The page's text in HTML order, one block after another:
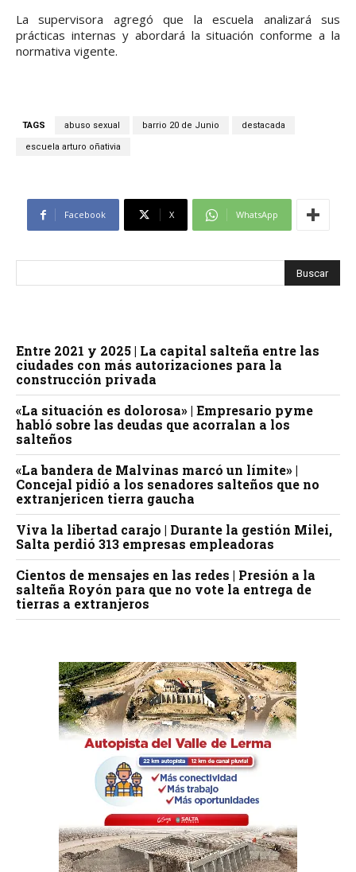
La supervisora agregó que la escuela analizará sus
prácticas internas y abordará la situación conforme a la
normativa vigente.
TAGS abuso sexual barrio 20 de Junio destacada
escuela arturo oñativia
Facebook X WhatsApp
Entre 2021 y 2025 | La capital salteña entre las
ciudades con más autorizaciones para la
construcción privada
«La situación es dolorosa» | Empresario pyme
habló sobre las deudas que acorralan a los
salteños
«La bandera de Malvinas marcó un límite» |
Concejal pidió a los senadores salteños que no
extranjericen tierra gaucha
Viva la libertad carajo | Durante la gestión Milei,
Salta perdió 313 empresas empleadoras
Cientos de mensajes en las redes | Presión a la
salteña Royón para que no vote la entrega de
tierras a extranjeros